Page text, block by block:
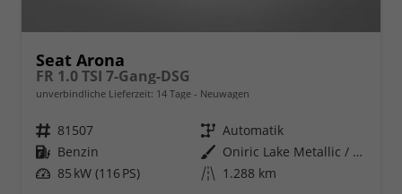
Seat Arona
FR 1.0 TSI 7-Gang-DSG
unverbindliche Lieferzeit: 14 Tage Neuwagen
Fahrzeugnr. 81507 Getriebe Automatik
Kraftstoff Benzin Außenfarbe
Oniric Lake Metallic / Dach in Midnight Schwarz Metallic
Leistung 85 kW (116 PS) Kilometerstand 1.288 km